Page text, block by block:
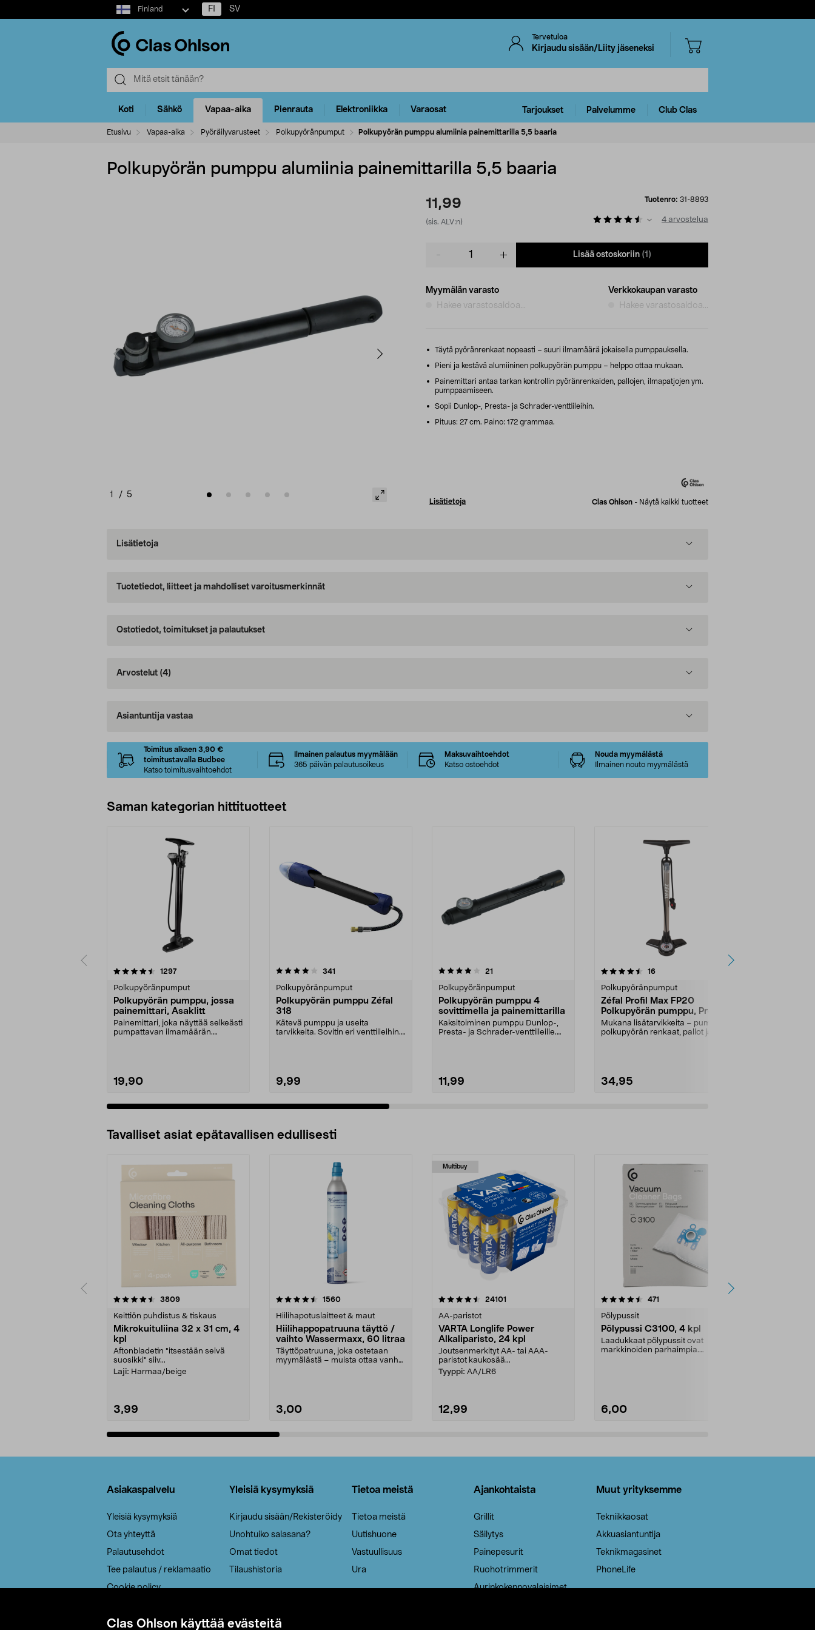
Clas Ohlson käyttää evästeitä
Select
market
Finland FI SV
Tervetuloa
Kirjaudu sisään/Liity jäseneksi
Koti Sähkö Vapaa-aika Pienrauta Elektroniikka Varaosat Tarjoukset Palvelumme Club Clas
Etusivu Vapaa-aika Pyöräilyvarusteet Polkupyöränpumput Polkupyörän pumppu alumiinia painemittarilla 5,5 baaria
Polkupyörän pumppu alumiinia painemittarilla 5,5 baaria
1 / 5
11,99
(sis. ALV:n)
Tuotenro: 31-8893
4 arvostelua
Lisää ostoskoriin (1)
Myymälän varasto
Hakee varastosaldoa...
Verkkokaupan varasto
Hakee varastosaldoa...
Täytä pyöränrenkaat nopeasti – suuri ilmamäärä jokaisella pumppauksella.
Pieni ja kestävä alumiininen polkupyörän pumppu – helppo ottaa mukaan.
Painemittari antaa tarkan kontrollin pyöränrenkaiden, pallojen, ilmapatjojen ym.
pumppaamiseen.
Sopii Dunlop-, Presta- ja Schrader-venttiileihin.
Pituus: 27 cm. Paino: 172 grammaa.
Lisätietoja Clas Ohlson - Näytä kaikki tuotteet
Lisätietoja
Tuotetiedot, liitteet ja mahdolliset varoitusmerkinnät
Ostotiedot, toimitukset ja palautukset
Arvostelut (4)
Asiantuntija vastaa
Toimitus alkaen 3,90 €
toimitustavalla Budbee
Katso toimitusvaihtoehdot
Ilmainen palautus myymälään
365 päivän palautusoikeus
Maksuvaihtoehdot
Katso ostoehdot
Nouda myymälästä
Ilmainen nouto myymälästä
Saman kategorian hittituotteet
1297arvostelut
Polkupyöränpumput
Polkupyörän pumppu, jossa
painemittari, Asaklitt
Painemittari, joka näyttää selkeästi
pumpattavan ilmamäärän.
19,90
4.0 viidestä
341
Polkupyöränpumput
Polkupyörän pumppu Zéfal
318
Kätevä pumppu ja useita
tarvikkeita. Sovitin eri venttiileihin.
9,99
4.0 viidestä
21
Polkupyöränpumput
Polkupyörän pumppu 4
sovittimella ja painemittarilla
Kaksitoiminen pumppu Dunlop-,
Presta- ja Schrader-venttiileille.
11,99
4.5 viidestä
16arvostelut
Polkupyöränpumput
Zéfal Profil Max FP20
Polkupyörän pumppu, Presta,
Schrader, Dunlop
Mukana lisätarvikkeita – pumppaa
polkupyörän renkaat, pallot ja
34,95
3.5 viidestä
Tavalliset asiat epätavallisen edullisesti
3809arvostelut
Keittiön puhdistus & tiskaus
Mikrokuituliina 32 x 31 cm, 4
kpl
Aftonbladetin "itsestään selvä
suosikki" siiv...
Laji: Harmaa/beige
3,99
4.5viidestä
1560arvostelut
Hiilihapotuslaitteet & maut
Hiilihappopatruuna täyttö /
vaihto Wassermaxx, 60 litraa
Täyttöpatruuna, joka ostetaan
myymälästä – muista ottaa vanha
3,00
Multibuy
4.5viidestä
24101
AA-paristot
VARTA Longlife Power
Alkaliparisto, 24 kpl
Joutsenmerkityt AA- tai AAA-
paristot kaukosää...
Tyyppi: AA/LR6
12,99
4.5viidestä
471
Pölypussit
Pölypussi C3100, 4 kpl
Laadukkaat pölypussit ovat
markkinoiden parhaimpia.
6,00
4.5viidestä
Asiakaspalvelu
Yleisiä kysymyksiä
Ota yhteyttä
Palautusehdot
Tee palautus / reklamaatio
Cookie policy
Saavutettavuus
Yleisiä kysymyksiä
Kirjaudu sisään/Rekisteröidy
Unohtuiko salasana?
Omat tiedot
Tilaushistoria
Tietoa meistä
Tietoa meistä
Uutishuone
Vastuullisuus
Ura
Ajankohtaista
Grillit
Säilytys
Painepesurit
Ruohotrimmerit
Aurinkokennovalaisimet
Muut yrityksemme
Tekniikkaosat
Akkuasiantuntija
Teknikmagasinet
PhoneLife